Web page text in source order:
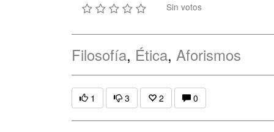
Sin votos
Filosofía, Ética, Aforismos
1 3 2 0